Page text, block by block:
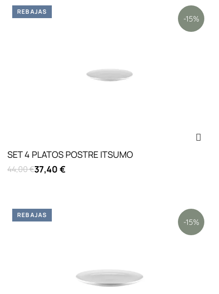
SET 4 PLATOS POSTRE ITSUMO
44,00 €37,40 €
-15%
REBAJAS
-15%
REBAJAS